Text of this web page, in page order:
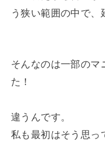
う狭い範囲の中で、
そんなのは一部のマ
た！
違うんです。
私も最初はそう思っ